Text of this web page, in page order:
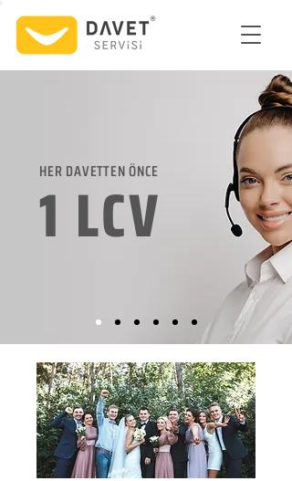
HER DAVETTEN ÖNCE
1 LCV